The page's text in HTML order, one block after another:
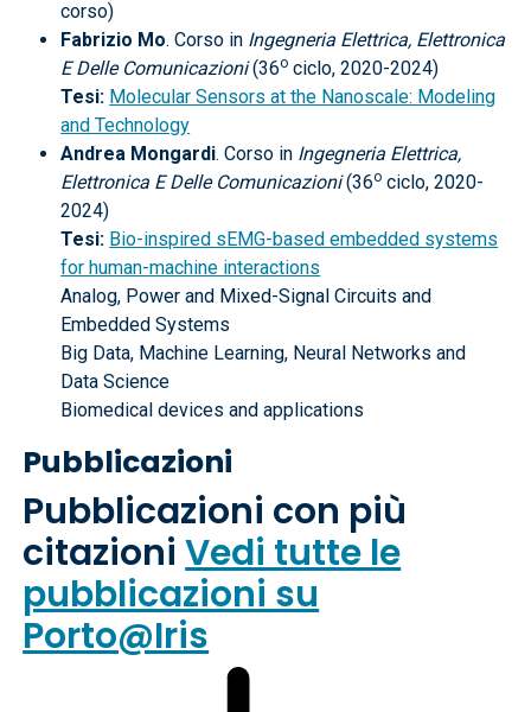
corso)
Fabrizio Mo. Corso in Ingegneria Elettrica, Elettronica
E Delle Comunicazioni(36o ciclo, 2020-2024)
Tesi: Molecular Sensors at the Nanoscale: Modeling
and Technology
Andrea Mongardi. Corso in Ingegneria Elettrica,
Elettronica E Delle Comunicazioni(36o ciclo, 2020-
2024)
Tesi: Bio-inspired sEMG-based embedded systems
for human-machine interactions
Analog, Power and Mixed-Signal Circuits and
Embedded Systems
Big Data, Machine Learning, Neural Networks and
Data Science
Biomedical devices and applications
Pubblicazioni
Pubblicazioni con più
citazioniVedi tutte le
pubblicazioni su
Porto@Iris